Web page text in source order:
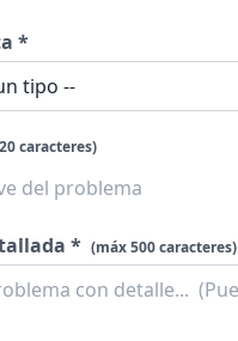
*
caracteres)
* (máx 500 caracteres)